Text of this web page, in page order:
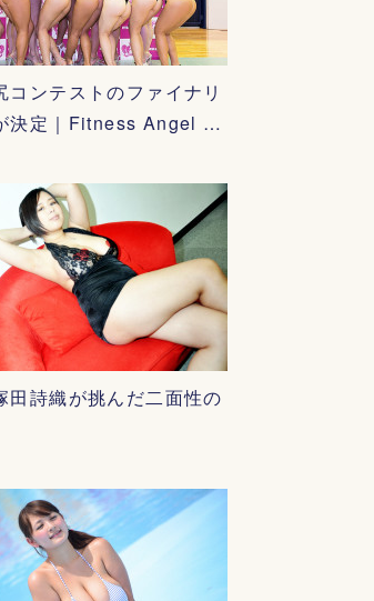
コンテストのファイナリ
決定｜Fitness Angel …
田詩織が挑んだ二面性の